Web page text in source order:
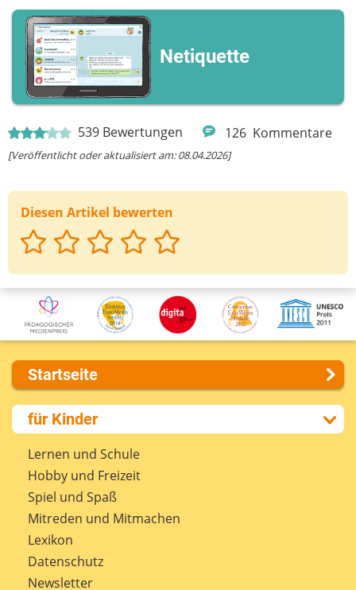
539 Bewertungen 126 Kommentare
[Veröffentlicht oder aktualisiert am: 08.04.2026]
Diesen Artikel bewerten
Netiquette
Startseite
Über uns
Presse
Kontakt
Impressum
Internet-ABC Sitemap
Barrierefreiheit
Länderprojekte
für Kinder
Lernen und Schule
Hobby und Freizeit
Spiel und Spaß
Mitreden und Mitmachen
Lexikon
Datenschutz
Newsletter